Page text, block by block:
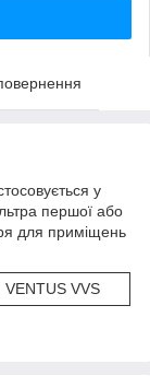
у
першої або
для приміщень
VENTUS VVS